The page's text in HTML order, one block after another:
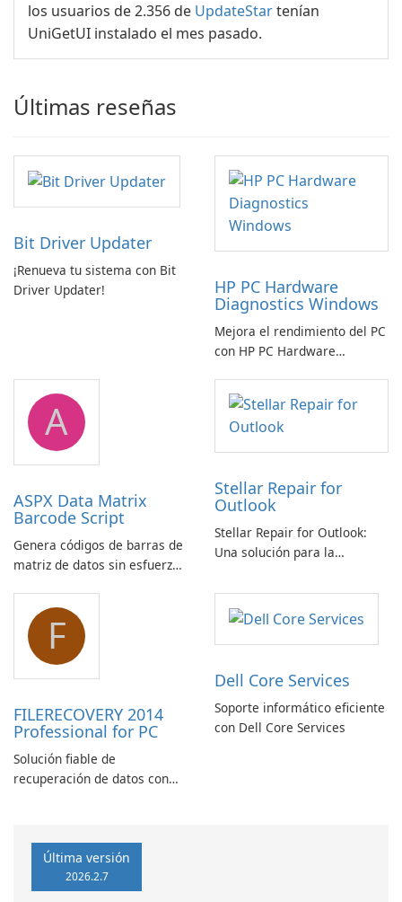
los usuarios de 2.356 de UpdateStartenían
UniGetUI instalado el mes pasado.
Últimas reseñas
Bit Driver Updater
¡Renueva tu sistema con Bit
Driver Updater!
HP PC Hardware
Diagnostics Windows
Mejora el rendimiento del PC
con HP PC Hardware
A
ASPX Data Matrix
Barcode Script
Genera códigos de barras de
matriz de datos sin esfuerzo
barras de matriz de datos
ASPX
Stellar Repair for
Outlook
Stellar Repair for Outlook:
Una solución para la
electrónico
F
FILERECOVERY 2014
Professional for PC
Solución fiable de
recuperación de datos con
Dell Core Services
Soporte informático eficiente
con Dell Core Services
Última versión
2026.2.7